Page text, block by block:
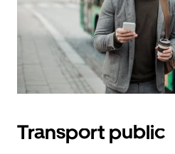
Transport public